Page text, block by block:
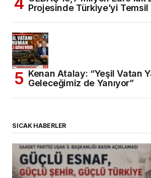
Projesinde Türkiye’yi
Kenan Atalay: “Yeşil Vatan
Geleceğimiz de Yanıyor”
SICAK HABERLER